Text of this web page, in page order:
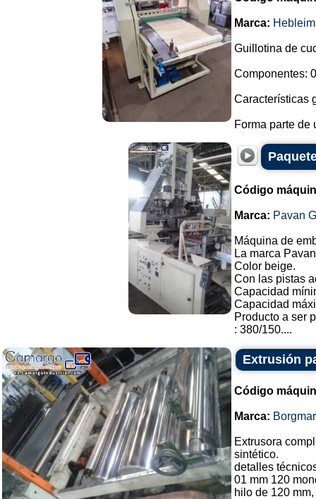
Marca:
Guillotina de
Componentes:
Características
Forma parte de
Código
Marca: Pavan
Máquina de
La marca
Color beige.
Con las pistas
Capacidad
Capacidad
Producto a ser
: 380/150....
Extrusión
Código
Marca: Borgmar
Extrusora
sintético.
detalles
01 mm 120
hilo de 120